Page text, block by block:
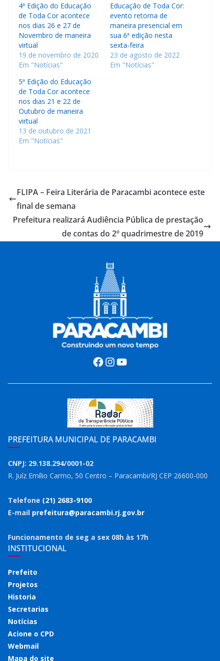
4ª Edição do Educação
de Toda Cor acontece
nos dias 26 e 27 de
Novembro de maneira
virtual
19 de novembro de 2020
Em "Notícias"
Educação de Toda Cor:
evento retorna de
maneira presencial em
sua 6ª edição nesta
sexta-feira
23 de agosto de 2022
Em "Notícias"
5ª Edição do Educação
de Toda Cor acontece
nos dias 21 e 22 de
Outubro de maneira
virtual
13 de outubro de 2021
Em "Notícias"
FLIPA – Feira Literária de Paracambi acontece este
final de semana
Prefeitura realizará Audiência Pública de prestação
de contas do 2º quadrimestre de 2019
Facebook
Instagram
Youtube
PREFEITURA MUNICIPAL DE PARACAMBI
CNPJ: 29.138.294/0001-02
R. Juíz Emílio Carmo, 50 Centro – Paracambi/RJ CEP 26600-000
Telefone (21) 2683-9100
E-mail prefeitura@paracambi.rj.gov.br
Funcionamento de seg a sex 08h às 17h
INSTITUCIONAL
Prefeito
Projetos
Historia
Secretarias
Notícias
Acione o CPD
Webmail
Mapa do site